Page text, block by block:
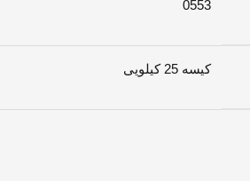
0553
کیسه 25 کیلویی